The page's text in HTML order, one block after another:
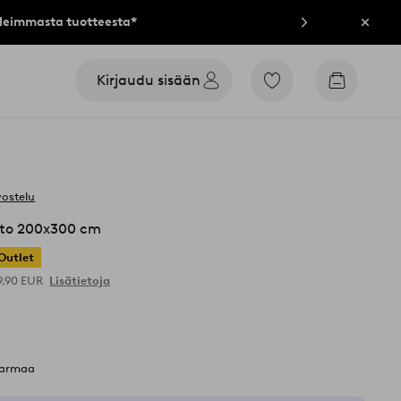
tuotteesta* Sulje
Kirjaudu sisään
Siirry
Siirry
200x300 cm
EUR Lisätietoja